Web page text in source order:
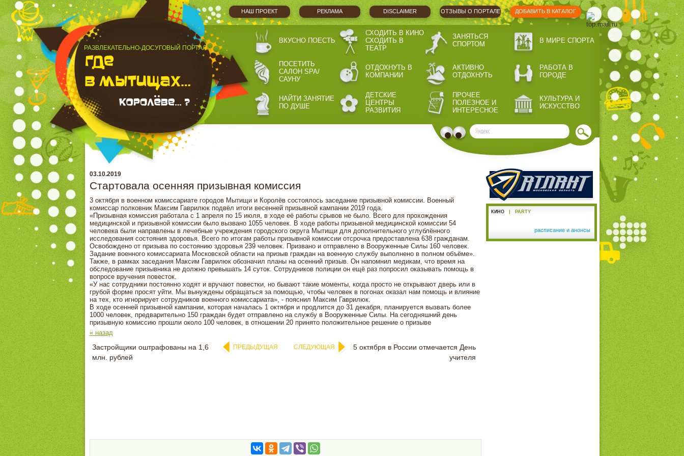
НАШ ПРОЕКТ РЕКЛАМА DISCLAIMER ОТЗЫВЫ О ПОРТАЛЕ ДОБАВИТЬ В КАТАЛОГ
РАЗВЛЕКАТЕЛЬНО-ДОСУГОВЫЙ ПОРТАЛ
ВКУСНО ПОЕСТЬ
СХОДИТЬ В КИНО
СХОДИТЬ В
ТЕАТР
ЗАНЯТЬСЯ
СПОРТОМ
В МИРЕ СПОРТА
ПОСЕТИТЬ
САЛОН SPA/
САУНУ
ОТДОХНУТЬ В
КОМПАНИИ
АКТИВНО
ОТДОХНУТЬ
РАБОТА В
ГОРОДЕ
НАЙТИ ЗАНЯТИЕ
ПО ДУШЕ
ДЕТСКИЕ
ЦЕНТРЫ
РАЗВИТИЯ
ПРОЧЕЕ
ПОЛЕЗНОЕ И
ИНТЕРЕСНОЕ
КУЛЬТУРА И
ИСКУССТВО
03.10.2019
Стартовала осенняя призывная комиссия
3 октября в военном комиссариате городов Мытищи и Королёв состоялось заседание призывной комиссии. Военный
комиссар полковник Максим Гаврилюк подвёл итоги весенней призывной кампании 2019 года.
«Призывная комиссия работала с 1 апреля по 15 июля, в ходе её работы срывов не было. Всего для прохождения
медицинской и призывной комиссии было вызвано 1055 человек. В ходе работы призывной медицинской комиссии 54
человека были направлены в лечебные учреждения городского округа Мытищи для дополнительного углублённого
исследования состояния здоровья. Всего по итогам работы призывной комиссии отсрочка предоставлена 638 гражданам.
Освобождено от призыва по состоянию здоровья 239 человек. Призвано и отправлено в Вооруженные Силы 160 человек.
Задание военного комиссариата Московской области на призыв граждан на военную службу выполнено в полном объёме».
Также, в рамках заседания Максим Гаврилюк обозначил планы на осенний призыв. Он напомнил медикам, что время на
обследование призывника не должно превышать 14 суток. Сотрудников полиции он ещё раз попросил оказывать помощь в
вопросе вручения повесток.
«У нас сотрудники постоянно ходят и вручают повестки, но бывают такие моменты, когда просто не открывают дверь или в
грубой форме просят уйти. Мы вынуждены обращаться за помощью, чтобы человек в погонах оказал нам помощь и влияние
на тех, кто игнорирует сотрудников военного комиссариата», - пояснил Максим Гаврилюк.
В ходе осенней призывной кампании, которая началась 1 октября и продлится до 31 декабря, планируется вызвать более
1000 человек, предварительно 150 граждан будет отправлено на службу в Вооруженные Силы. На сегодняшний день
призывную комиссию прошли около 100 человек, в отношении 20 принято положительное решение о призыве
« назад
Застройщики оштрафованы на 1,6
млн. рублей
ПРЕДЫДУЩАЯ СЛЕДУЮЩАЯ
5 октября в России отмечается День
учителя
КИНО PARTY
расписание и анонсы